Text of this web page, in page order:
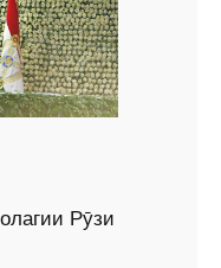
Рӯзи